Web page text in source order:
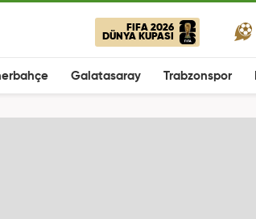
FIFA 2026
DÜNYA KUPASI
Galatasaray Trabzonspor